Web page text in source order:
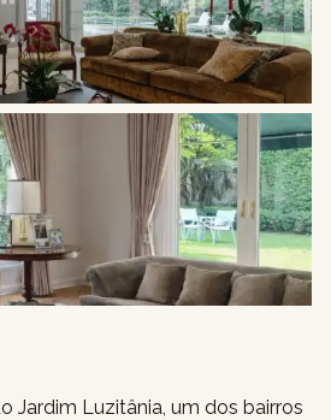
Jardim Luzitânia, um dos bairros